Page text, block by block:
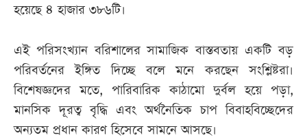
হয়েছে ৪ হাজার ৩৮৬টি।
এই পরিসংখ্যান বরিশালের সামাজিক বাস্তবতায় একটি বড়
পরিবর্তনের ইঙ্গিত দিচ্ছে বলে মনে করছেন সংশ্লিষ্টরা।
বিশেষজ্ঞদের মতে, পারিবারিক কাঠামো দুর্বল হয়ে পড়া,
মানসিক দূরত্ব বৃদ্ধি এবং অর্থনৈতিক চাপ বিবাহবিচ্ছেদের
অন্যতম প্রধান কারণ হিসেবে সামনে আসছে।